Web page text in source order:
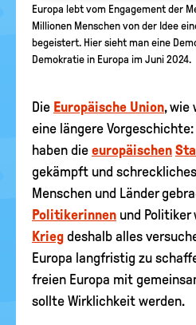
Europa lebt vom Engagement der
Millionen Menschen von der Idee
begeistert. Hier sieht man eine
Demokratie in Europa im Juni 2024.
Die Europäische Union, wie
eine längere Vorgeschichte:
haben die europäischen
gekämpft und
Menschen und Länder
Politikerinnen und Politiker
Krieg deshalb alles
Europa langfristig zu
freien Europa mit
sollte Wirklichkeit werden.